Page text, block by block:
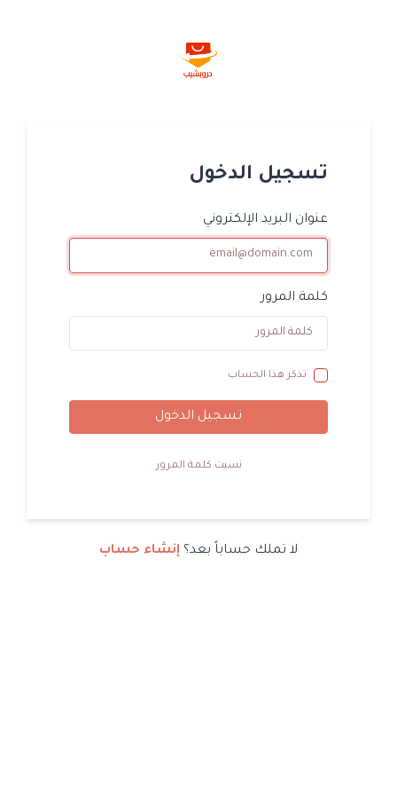
تسجيل الدخول
عنوان البريد الإلكتروني
كلمة المرور
تذكر هذا الحساب
تسجيل الدخول
نسيت كلمة المرور
لا تملك حساباً بعد؟ إنشاء حساب